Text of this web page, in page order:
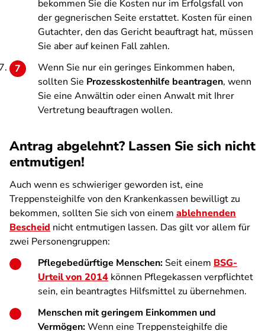
bekommen Sie die Kosten nur im Erfolgsfall von
der gegnerischen Seite erstattet. Kosten für einen
Gutachter, den das Gericht beauftragt hat, müssen
Sie aber auf keinen Fall zahlen.
Wenn Sie nur ein geringes Einkommen haben,
sollten Sie Prozesskostenhilfe beantragen, wenn
Sie eine Anwältin oder einen Anwalt mit Ihrer
Vertretung beauftragen wollen.
Antrag abgelehnt? Lassen Sie sich nicht
entmutigen!
Auch wenn es schwieriger geworden ist, eine
Treppensteighilfe von den Krankenkassen bewilligt zu
bekommen, sollten Sie sich von einem ablehnenden
Bescheid nicht entmutigen lassen. Das gilt vor allem für
zwei Personengruppen:
Pflegebedürftige Menschen: Seit einem BSG-
Urteil von 2014 können Pflegekassen verpflichtet
sein, ein beantragtes Hilfsmittel zu übernehmen.
Menschen mit geringem Einkommen und
Vermögen:Wenn eine Treppensteighilfe die